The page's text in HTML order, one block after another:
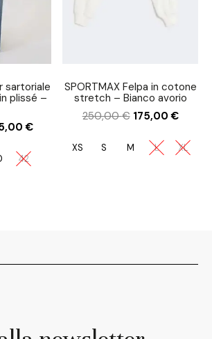
sartoriale
plissé –
€
42
SPORTMAX Felpa in cotone
stretch – Bianco avorio
250,00€ 175,00€
XS S M L XL